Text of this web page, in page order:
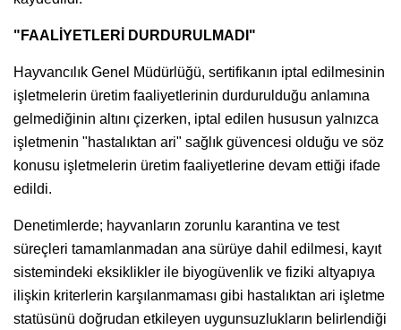
"FAALİYETLERİ DURDURULMADI"
Hayvancılık Genel Müdürlüğü, sertifikanın iptal edilmesinin
işletmelerin üretim faaliyetlerinin durdurulduğu anlamına
gelmediğinin altını çizerken, iptal edilen hususun yalnızca
işletmenin "hastalıktan ari" sağlık güvencesi olduğu ve söz
konusu işletmelerin üretim faaliyetlerine devam ettiği ifade
edildi.
Denetimlerde; hayvanların zorunlu karantina ve test
süreçleri tamamlanmadan ana sürüye dahil edilmesi, kayıt
sistemindeki eksiklikler ile biyogüvenlik ve fiziki altyapıya
ilişkin kriterlerin karşılanmaması gibi hastalıktan ari işletme
statüsünü doğrudan etkileyen uygunsuzlukların belirlendiği